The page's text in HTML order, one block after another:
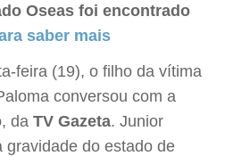
Oseas foi encontrado
saber mais
feira (19), o filho da vítima
conversou com a
da TV Gazeta. Junior
gravidade do estado de